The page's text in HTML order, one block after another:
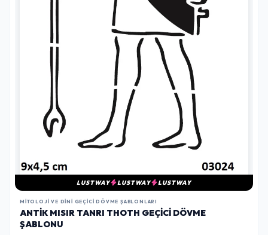
LUSTWAY LUSTWAY LUSTWAY
MITOLOJI VE DINI GEÇICI DÖVME ŞABLONLARI
ANTIK MISIR TANRI THOTH GEÇICI DÖVME
ŞABLONU